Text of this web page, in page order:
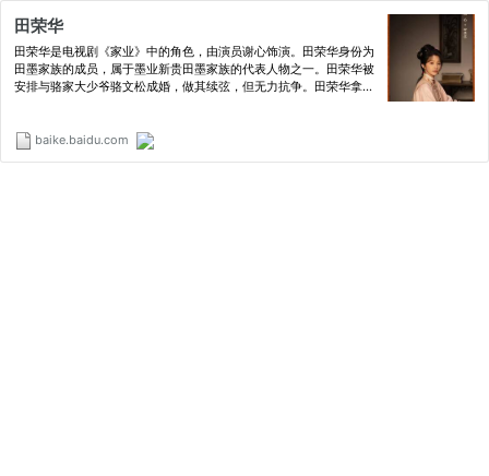
田荣华
田荣华是电视剧《家业》中的角色，由演员谢心饰演。田荣华身份为
田墨家族的成员，属于墨业新贵田墨家族的代表人物之一。田荣华被
安排与骆家大少爷骆文松成婚，做其续弦，但无力抗争。田荣华拿了
baike.baidu.com